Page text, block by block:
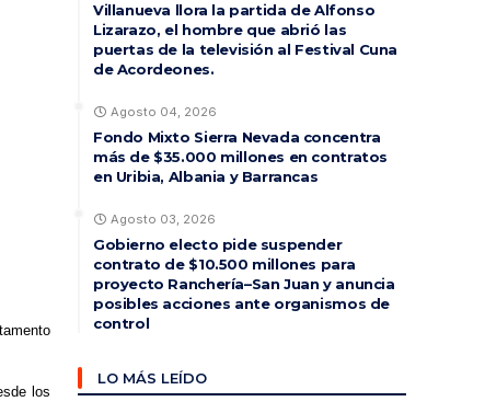
los
Villanueva llora la partida de Alfonso
Lizarazo, el hombre que abrió las
puertas de la televisión al Festival Cuna
de Acordeones.
Agosto 04, 2026
Fondo Mixto Sierra Nevada concentra
más de $35.000 millones en contratos
en Uribia, Albania y Barrancas
Agosto 03, 2026
Gobierno electo pide suspender
contrato de $10.500 millones para
proyecto Ranchería–San Juan y anuncia
posibles acciones ante organismos de
control
LO MÁS LEÍDO